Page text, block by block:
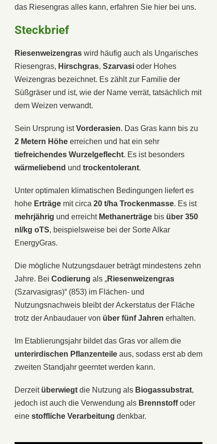
das Riesengras alles kann, erfahren Sie hier bei uns.
Steckbrief
Riesenweizengras wird häufig auch als Ungarisches
Riesengras, Hirschgras, Szarvasi oder Hohes
Weizengras bezeichnet. Es zählt zur Familie der
Süßgräser und ist, wie der Name verrät, tatsächlich mit
dem Weizen verwandt.
Sein Ursprung istVorderasien. Das Gras kann bis zu
2 Metern Höhe erreichen und hat ein sehr
tiefreichendes Wurzelgeflecht. Es ist besonders
wärmeliebend und trockentolerant.
Unter optimalen klimatischen Bedingungen liefert es
hohe Erträge mit circa 20 t/ha Trockenmasse. Es ist
mehrjährig und erreicht Methanerträge bis über 350
nl/kg oTS, beispielsweise bei der Sorte Alkar
EnergyGras.
Die mögliche Nutzungsdauer beträgt mindestens zehn
Jahre. Bei Codierung als „Riesenweizengras
(Szarvasigras)“ (853) im Flächen- und
Nutzungsnachweis bleibt der Ackerstatus der Fläche
trotz der Anbaudauer von über fünf Jahren erhalten.
Im Etablierungsjahr bildet das Gras vor allem die
unterirdischen Pflanzenteile aus, sodass erst ab dem
zweiten Standjahr geerntet werden kann.
Derzeit überwiegt die Nutzung als Biogassubstrat,
jedoch ist auch die Verwendung als Brennstoffoder
eine stoffliche Verarbeitung denkbar.